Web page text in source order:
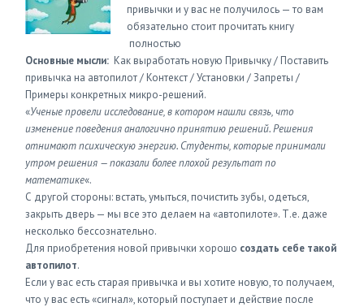
привычки и у вас не получилось — то вам
обязательно стоит прочитать книгу
полностью
Основные мысли: Как выработать новую Привычку / Поставить
привычка на автопилот / Контекст / Установки / Запреты /
Примеры конкретных микро-решений.
«Ученые провели исследование, в котором нашли связь, что
изменение поведения аналогично принятию решений. Решения
отнимают психическую энергию. Студенты, которые принимали
утром решения — показали более плохой результат по
математике«.
С другой стороны: встать, умыться, почистить зубы, одеться,
закрыть дверь — мы все это делаем на «автопилоте». Т.е. даже
несколько бессознательно.
Для приобретения новой привычки хорошо создать себе такой
автопилот.
Если у вас есть старая привычка и вы хотите новую, то получаем,
что у вас есть «сигнал», который поступает и действие после